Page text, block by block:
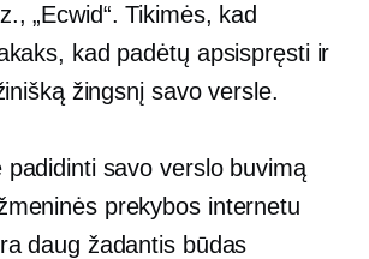
„Ecwid“. Tikimės, kad
kad padėtų apsispręsti ir
žingsnį savo versle.
savo verslo buvimą
prekybos internetu
daug žadantis būdas